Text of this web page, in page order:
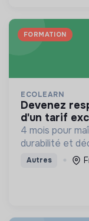
FORMATION
ECOLEARN
devenez responsable rse et bénéficiez
d'un tarif
4 mois pour
durabilité et
transformer
Autres